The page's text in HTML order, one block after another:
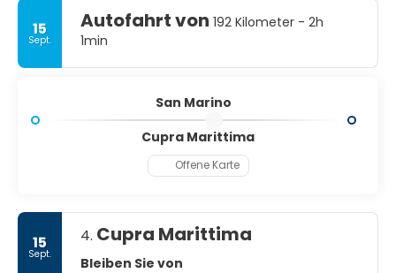
15
Sept.
Autofahrt von 192 Kilometer - 2h
1min
San Marino
Cupra Marittima
Offene Karte
15
Sept.
4. Cupra Marittima
Bleiben Sie von